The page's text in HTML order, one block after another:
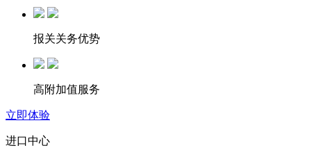
报关关务优势
高附加值服务
立即体验
进口中心